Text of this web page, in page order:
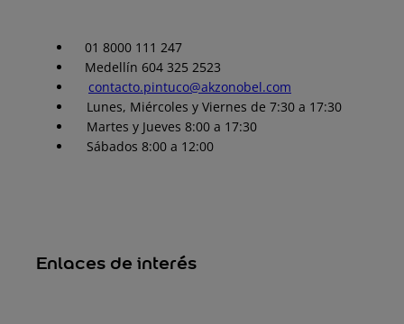
01 8000 111 247
Medellín 604 325 2523
contacto.pintuco@akzonobel.com
Lunes, Miércoles y Viernes de 7:30 a 17:30
Martes y Jueves 8:00 a 17:30
Sábados 8:00 a 12:00
Enlaces de interés